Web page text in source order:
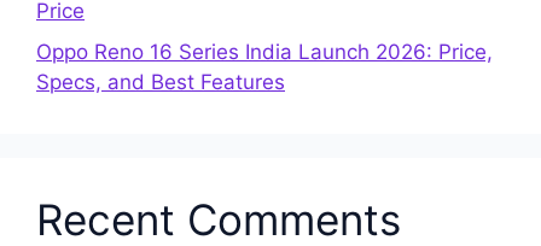
Price
Oppo Reno 16 Series India Launch 2026: Price,
Specs, and Best Features
Recent Comments